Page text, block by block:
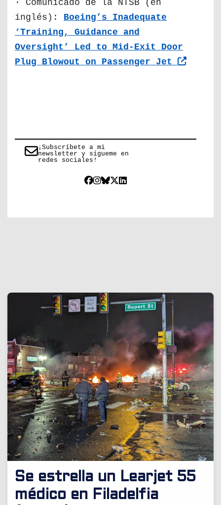
· Comunicado de la NTSB (en
inglés): Boeing’s Inadequate
‘Training, Guidance and
Oversight’ Led to Mid-Exit Door
Plug Blowout on Passenger Jet
¡Subscríbete a mi
newsletter y sígueme en
redes sociales!
Se estrella un Learjet 55
médico en Filadelfia